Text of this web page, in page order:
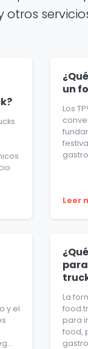
un
Los
Leer
y el
La
food
para
food,